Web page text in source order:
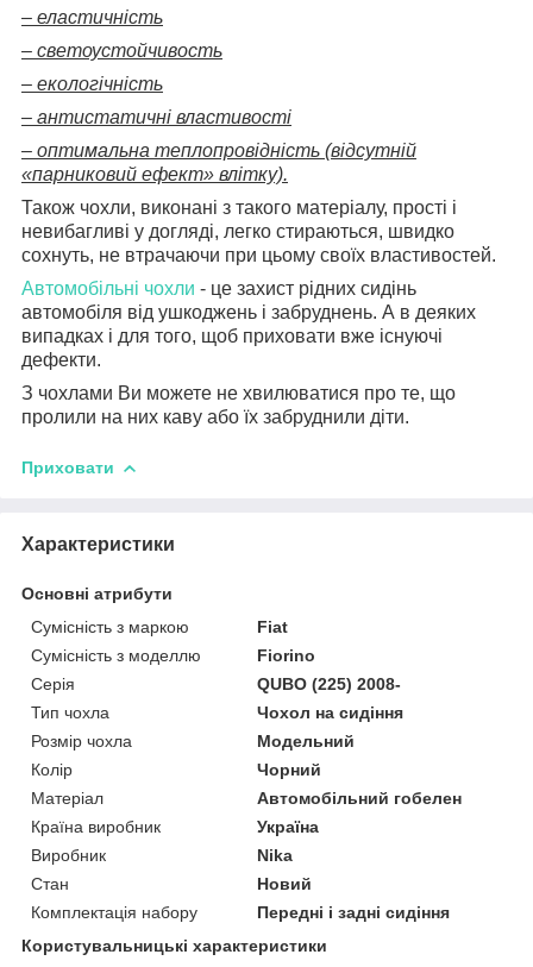
– еластичність
– светоустойчивость
– екологічність
– антистатичні властивості
– оптимальна теплопровідність (відсутній
«парниковий ефект» влітку).
Також чохли, виконані з такого матеріалу, прості і
невибагливі у догляді, легко стираються, швидко
сохнуть, не втрачаючи при цьому своїх властивостей.
Автомобільні чохли - це захист рідних сидінь
автомобіля від ушкоджень і забруднень. А в деяких
випадках і для того, щоб приховати вже існуючі
дефекти.
З чохлами Ви можете не хвилюватися про те, що
пролили на них каву або їх забруднили діти.
Приховати
Характеристики
Основні атрибути
Сумісність з маркою
Fiat
Сумісність з моделлю
Fiorino
Серія
QUBO (225) 2008-
Тип чохла
Чохол на сидіння
Розмір чохла
Модельний
Колір
Чорний
Матеріал
Автомобільний гобелен
Країна виробник
Україна
Виробник
Nika
Стан
Новий
Комплектація набору
Передні і задні сидіння
Користувальницькі характеристики